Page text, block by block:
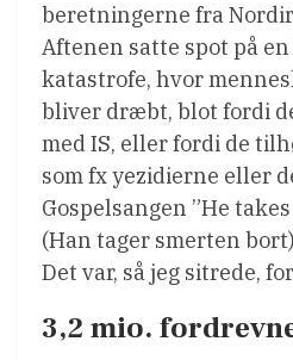
beretningerne fra
Aftenen satte spot på
katastrofe, hvor
bliver dræbt, blot fordi
med IS, eller fordi de
som fx yezidierne eller
Gospelsangen ”He
(Han tager smerten
Det var, så jeg sitrede,
3,2 mio.